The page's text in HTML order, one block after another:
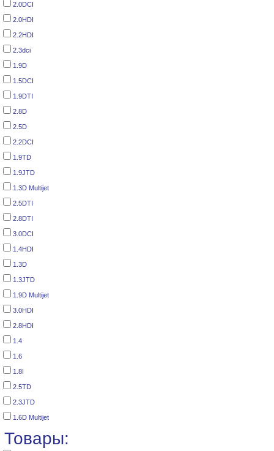
2.0DCI
2.0HDI
2.2HDI
2.3dci
1.9D
1.5DCI
1.9DTI
2.8D
2.5D
2.2DCI
1.9TD
1.9JTD
1.3D Multijet
2.5DTI
2.8DTI
3.0DCI
1.4HDI
1.3D
1.3JTD
1.9D Multijet
3.0HDI
2.8HDI
1.4
1.6
1.8I
2.5TD
2.3JTD
1.6D Multijet
Товары: